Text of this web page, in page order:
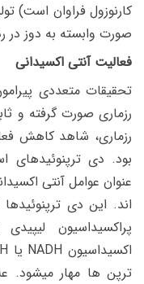
کارنوزول فراوان است)
صورت وابسته به دوز در
فعالیت آنتی اکسیدانی
تحقیقات متعددی
رزماری صورت گرفته و
رزماری، شاهد کاهش
بود. دی ترپنوئیدهای
عنوان عوامل آنتی
اند. این دی ترپنوئیدها
پراکسیداسیون
اکسیداسیون NADH یا
ترپن ها مهار میشود.